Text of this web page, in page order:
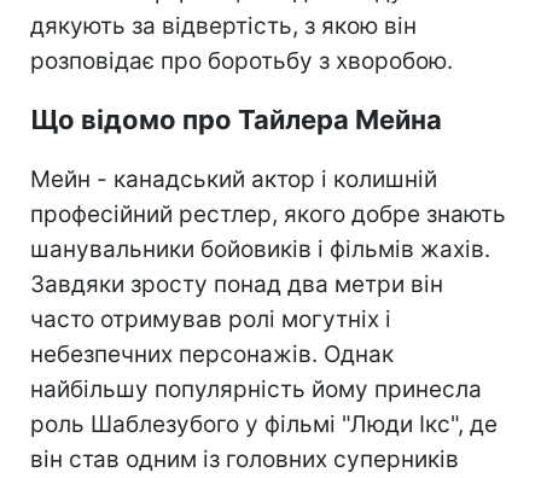
дякують за відвертість, з якою він
розповідає про боротьбу з хворобою.
Що відомо про Тайлера Мейна
Мейн - канадський актор і колишній
професійний рестлер, якого добре знають
шанувальники бойовиків і фільмів жахів.
Завдяки зросту понад два метри він
часто отримував ролі могутніх і
небезпечних персонажів. Однак
найбільшу популярність йому принесла
роль Шаблезубого у фільмі "Люди Ікс", де
він став одним із головних суперників